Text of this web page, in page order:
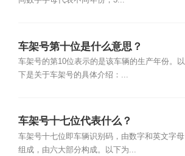
车架号第十位是什么意思？
车架号的第10位表示的是该车辆的生产年份。以
下是关于车架号的具体介绍：...
车架号十七位代表什么？
车架号十七位即车辆识别码，由数字和英文字母
组成，由六大部分构成。以下为...